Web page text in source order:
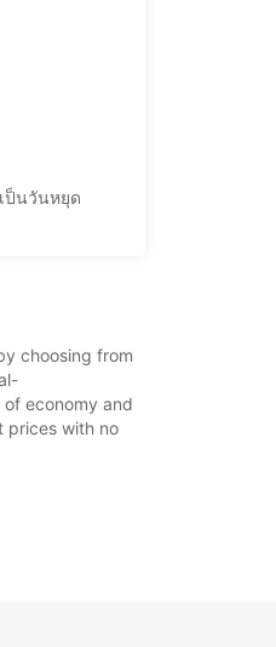
ป็นวันหยุด
choosing from
economy and
prices with no